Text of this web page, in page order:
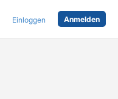
Einloggen Anmelden